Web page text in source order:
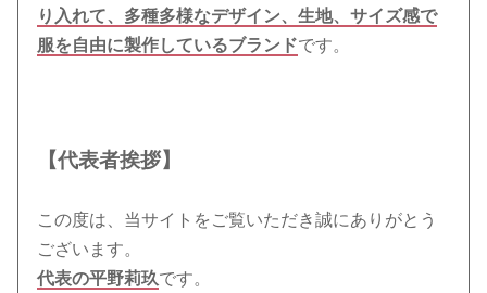
り入れて、多種多様なデザイン、生地、サイズ感で
服を自由に製作しているブランドです。
【代表者挨拶】
この度は、当サイトをご覧いただき誠にありがとう
ございます。
代表の平野莉玖です。